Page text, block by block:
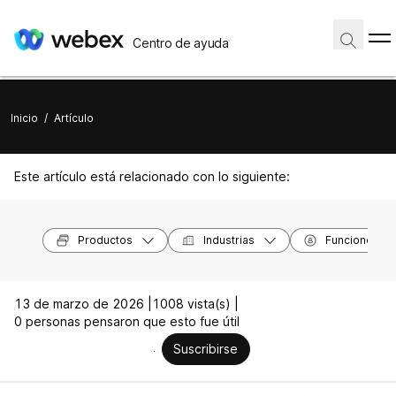
Centro de ayuda
Inicio / Artículo
Este artículo está relacionado con lo siguiente:
Productos Industrias Funciones
13 de marzo de 2026 |
1008 vista(s) |
0 personas pensaron que esto fue útil
Suscribirse